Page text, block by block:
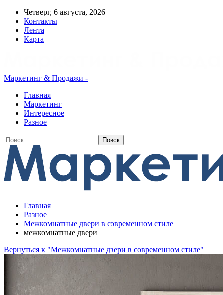
Четверг, 6 августа, 2026
Контакты
Лента
Карта
Маркетинг & Продажи -
Главная
Маркетинг
Интересное
Разное
Главная
Разное
Межкомнатные двери в современном стиле
межкомнатные двери
Вернуться к "Межкомнатные двери в современном стиле"